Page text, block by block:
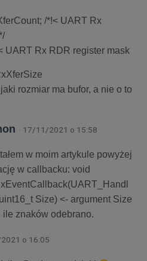
/*!< UART Rx
UART Rx RDR register mask
rozmiar ma bufor, a nie o to
· 17/11/2021 o 15:58
w moim artykule powyżej
w callbacku: void
Size) <- argument Size
znaków odebrano.
o 16:05